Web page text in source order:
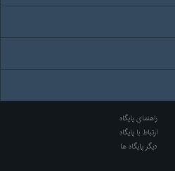
راهنمای پایگاه
ارتباط با پایگاه
دیگر پایگاه ها